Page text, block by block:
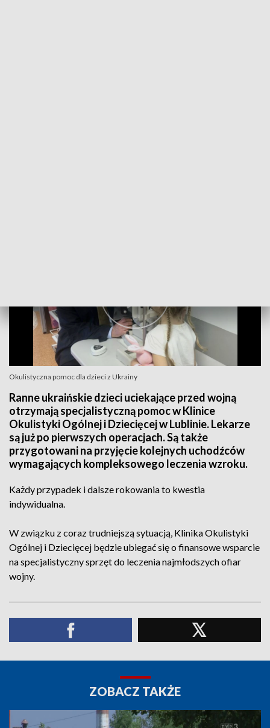
Okulistyczna pomoc dla dzieci z Ukrainy
Ranne ukraińskie dzieci uciekające przed wojną
otrzymają specjalistyczną pomoc w Klinice
Okulistyki Ogólnej i Dziecięcej w Lublinie. Lekarze
są już po pierwszych operacjach. Są także
przygotowani na przyjęcie kolejnych uchodźców
wymagających kompleksowego leczenia wzroku.
Każdy przypadek i dalsze rokowania to kwestia
indywidualna.
W związku z coraz trudniejszą sytuacją, Klinika Okulistyki
Ogólnej i Dziecięcej będzie ubiegać się o finansowe wsparcie
na specjalistyczny sprzęt do leczenia najmłodszych ofiar
wojny.
ZOBACZ TAKŻE